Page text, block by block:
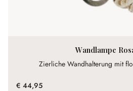
Wandlampe
Zierliche Wandhalterung mit
€ 44,95